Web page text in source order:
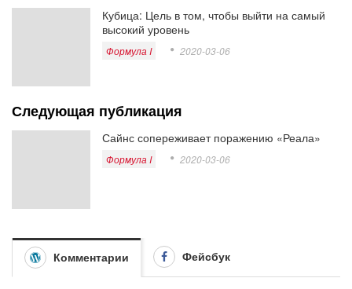
Кубица: Цель в том, чтобы выйти на самый
высокий уровень
Формула I 2020-03-06
Следующая публикация
Сайнс сопереживает поражению «Реала»
Формула I 2020-03-06
Комментарии Фейсбук